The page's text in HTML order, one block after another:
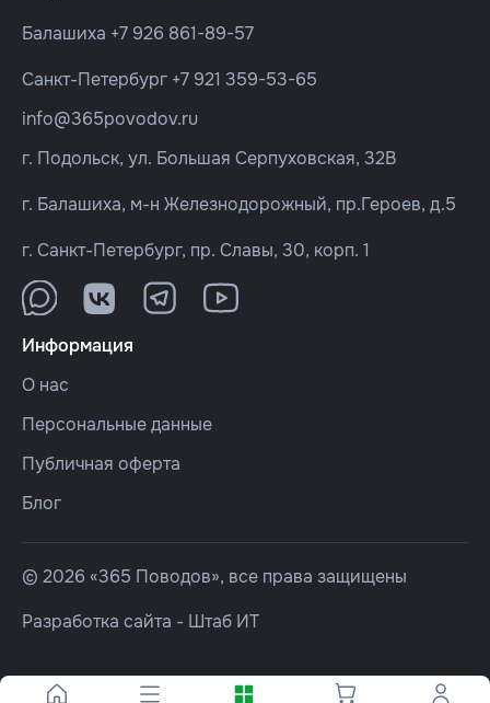
Балашиха +7 926 861-89-57
Санкт-Петербург +7 921 359-53-65
info@365povodov.ru
г. Подольск, ул. Большая Серпуховская, 32В
г. Балашиха, м-н Железнодорожный, пр.Героев, д.5
г. Санкт-Петербург, пр. Славы, 30, корп. 1
Информация
О нас
Персональные данные
Публичная оферта
Блог
© 2026 «365 Поводов», все права защищены
Разработка сайта - Штаб ИТ